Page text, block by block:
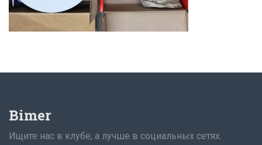
Bimer
Ищите нас в клубе, а лучше в социальных сетях.